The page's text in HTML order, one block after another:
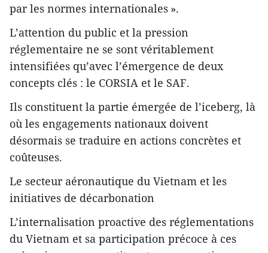
par les normes internationales ».
L’attention du public et la pression
réglementaire ne se sont véritablement
intensifiées qu’avec l’émergence de deux
concepts clés : le CORSIA et le SAF.
Ils constituent la partie émergée de l’iceberg, là
où les engagements nationaux doivent
désormais se traduire en actions concrètes et
coûteuses.
Le secteur aéronautique du Vietnam et les
initiatives de décarbonation
L’internalisation proactive des réglementations
du Vietnam et sa participation précoce à ces